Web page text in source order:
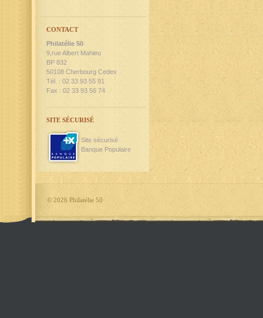
CONTACT
Philatélie 50
9,rue Albert Mahieu
BP 832
50108 Cherbourg Cedex
Tél. : 02 33 93 55 91
Fax : 02 33 93 56 74
SITE SÉCURISÉ
Site sécurisé
Banque Populaire
© 2026 Philatélie 50